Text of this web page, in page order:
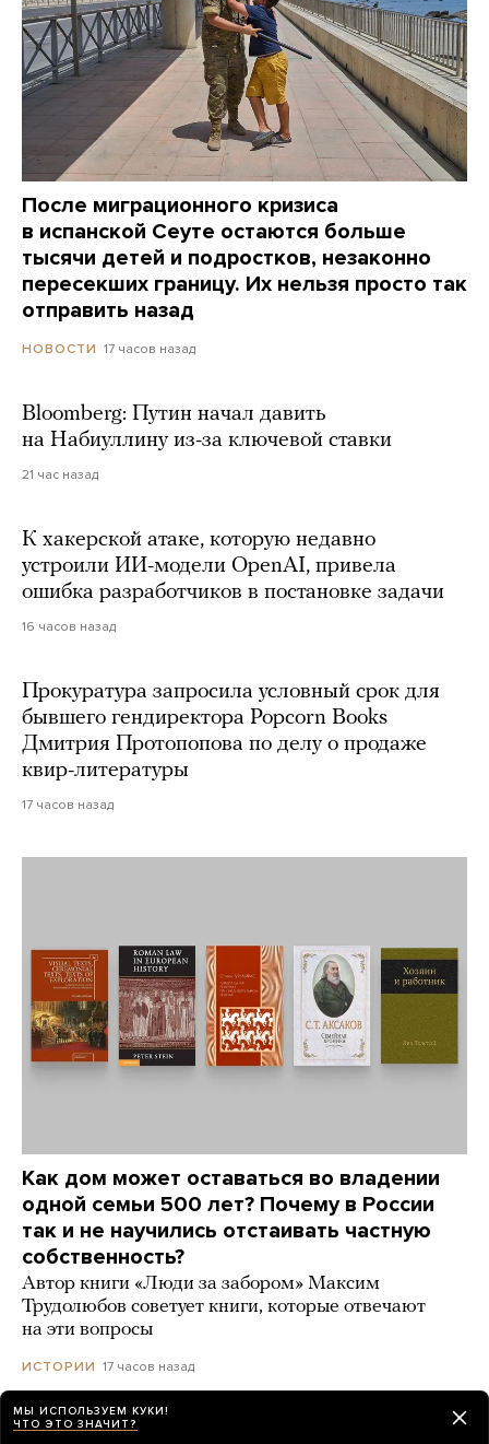
После миграционного кризиса
в испанской Сеуте остаются больше
тысячи детей и подростков, незаконно
пересекших границу. Их нельзя просто так
отправить назад
НОВОСТИ 17 часов назад
Bloomberg: Путин начал давить
на Набиуллину из-за ключевой ставки
21 час назад
К хакерской атаке, которую недавно
устроили ИИ-модели OpenAI, привела
ошибка разработчиков в постановке задачи
16 часов назад
Прокуратура запросила условный срок для
бывшего гендиректора Popcorn Books
Дмитрия Протопопова по делу о продаже
квир-литературы
17 часов назад
Как дом может оставаться во владении
одной семьи 500 лет? Почему в России
так и не научились отстаивать частную
собственность?
Автор книги «Люди за забором» Максим
Трудолюбов советует книги, которые отвечают
на эти вопросы
ИСТОРИИ 17 часов назад
МЫ ИСПОЛЬЗУЕМ КУКИ!
ЧТО ЭТО ЗНАЧИТ?